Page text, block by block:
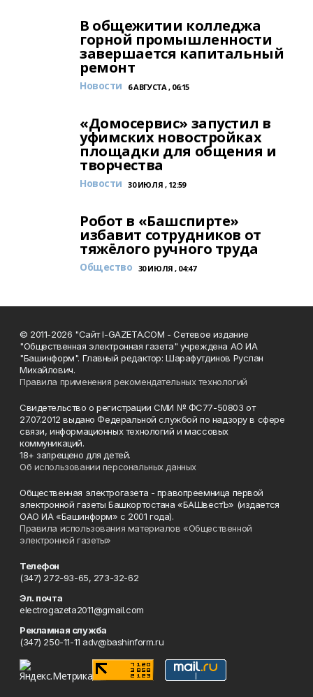
В общежитии колледжа
горной промышленности
завершается капитальный
ремонт
Новости 6 АВГУСТА , 06:15
«Домосервис» запустил в
уфимских новостройках
площадки для общения и
творчества
Новости 30 ИЮЛЯ , 12:59
Робот в «Башспирте»
избавит сотрудников от
тяжёлого ручного труда
Общество 30 ИЮЛЯ , 04:47
© 2011-2026 "Сайт I-GAZETA.COM - Сетевое издание
"Общественная электронная газета" учреждена АО ИА
"Башинформ". Главный редактор: Шарафутдинов Руслан
Михайлович.
Правила применения рекомендательных технологий
Свидетельство о регистрации СМИ № ФС77-50803 от
27.07.2012 выдано Федеральной службой по надзору в сфере
связи, информационных технологий и массовых
коммуникаций.
18+ запрещено для детей.
Об использовании персональных данных
Общественная электрогазета - правопреемница первой
электронной газеты Башкортостана «БАШвестЪ» (издается
ОАО ИА «Башинформ» с 2001 года).
Правила использования материалов «Общественной
электронной газеты»
Телефон
(347) 272-93-65, 273-32-62
Эл. почта
electrogazeta2011@gmail.com
Рекламная служба
(347) 250-11-11 adv@bashinform.ru